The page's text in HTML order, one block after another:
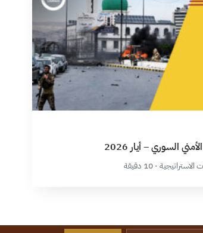
السوري – أيار 2026
· 10 دقيقة